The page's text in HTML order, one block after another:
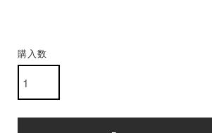
購入数